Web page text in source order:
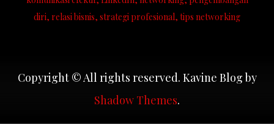
diri relasi bisnis strategi profesional tips networking
Copyright © All rights reserved. Kavine Blog by
Shadow Themes.